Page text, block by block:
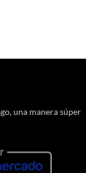
una manera súper